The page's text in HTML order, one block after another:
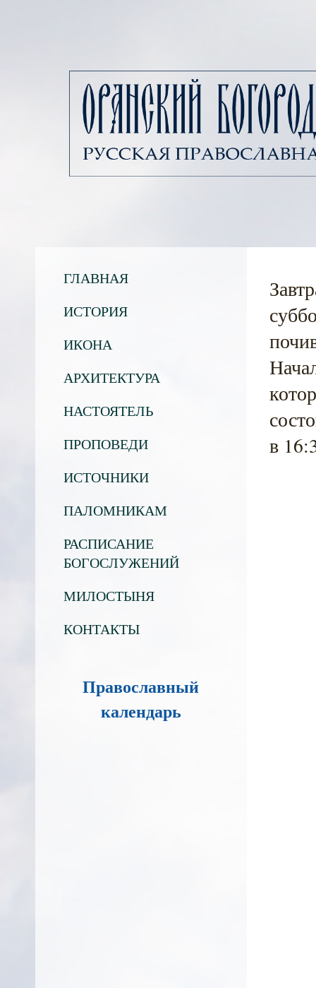
ГЛАВНАЯ
ИСТОРИЯ
ИКОНА
АРХИТЕКТУРА
НАСТОЯТЕЛЬ
ПРОПОВЕДИ
ИСТОЧНИКИ
ПАЛОМНИКАМ
РАСПИСАНИЕ
БОГОСЛУЖЕНИЙ
МИЛОСТЫНЯ
КОНТАКТЫ
Православный
календарь
в